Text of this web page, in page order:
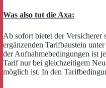
Was also tut die Axa:
Ab sofort bietet der Versicherer
ergänzenden Tarifbaustein
der Aufnahmebedingungen ist
Tarif nur bei gleichzeitigem
möglich ist. In den